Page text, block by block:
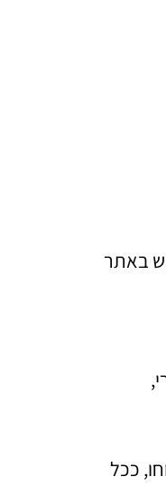
באתר
מכוחו, ככל